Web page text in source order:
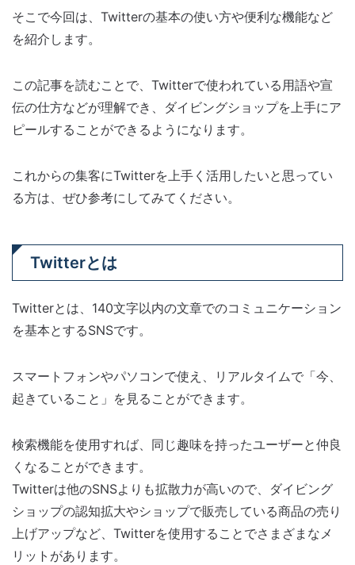
そこで今回は、Twitterの基本の使い方や便利な機能など
を紹介します。
この記事を読むことで、Twitterで使われている用語や宣
伝の仕方などが理解でき、ダイビングショップを上手にア
ピールすることができるようになります。
これからの集客にTwitterを上手く活用したいと思ってい
る方は、ぜひ参考にしてみてください。
Twitterとは
Twitterとは、140文字以内の文章でのコミュニケーション
を基本とするSNSです。
スマートフォンやパソコンで使え、リアルタイムで「今、
起きていること」を見ることができます。
検索機能を使用すれば、同じ趣味を持ったユーザーと仲良
くなることができます。
Twitterは他のSNSよりも拡散力が高いので、ダイビング
ショップの認知拡大やショップで販売している商品の売り
上げアップなど、Twitterを使用することでさまざまなメ
リットがあります。